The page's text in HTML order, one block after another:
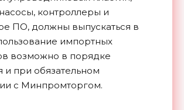
контроллеры и
ПО, должны выпускаться в
импортных
возможно в порядке
и при обязательном
с Минпромторгом.